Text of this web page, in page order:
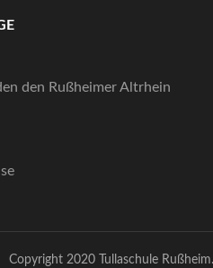
den Rußheimer Altrhein
Copyright 2020 Tullaschule